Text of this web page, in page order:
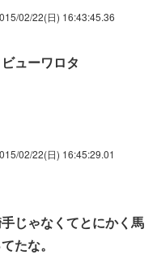
02/22(日) 16:43:45.36
ューワロタ
02/22(日) 16:45:29.01
じゃなくてとにかく馬
たな。